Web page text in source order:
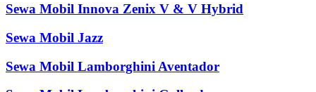
Sewa Mobil Innova Zenix V & V Hybrid
Sewa Mobil Jazz
Sewa Mobil Lamborghini Aventador